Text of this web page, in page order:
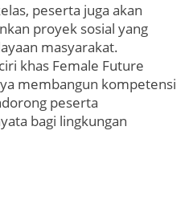
peserta juga akan
proyek sosial yang
masyarakat.
khas Female Future
membangun kompetensi
peserta
bagi lingkungan